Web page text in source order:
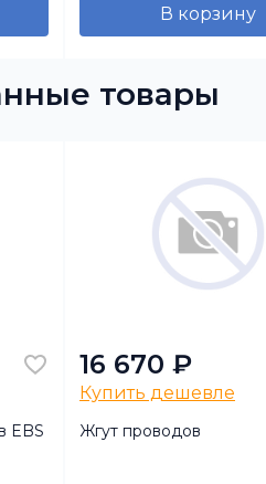
В корзину
товары
EBS
16 670 ₽
Купить дешевле
Жгут проводов